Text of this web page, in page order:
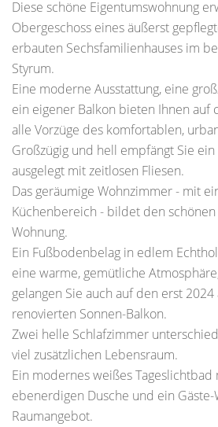
Diese schöne Eigentumswohnung
Obergeschoss eines äußerst
erbauten Sechsfamilienhauses im
Styrum.
Eine moderne Ausstattung, eine
ein eigener Balkon bieten Ihnen auf
alle Vorzüge des komfortablen,
Großzügig und hell empfängt Sie
ausgelegt mit zeitlosen Fliesen.
Das geräumige Wohnzimmer - mit
Küchenbereich - bildet den
Wohnung.
Ein Fußbodenbelag in edlem
eine warme, gemütliche
gelangen Sie auch auf den erst
renovierten Sonnen-Balkon.
Zwei helle Schlafzimmer
viel zusätzlichen Lebensraum.
Ein modernes weißes
ebenerdigen Dusche und ein
Raumangebot.